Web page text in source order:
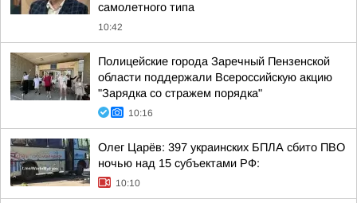
самолетного типа
10:42
Полицейские города Заречный Пензенской
области поддержали Всероссийскую акцию
"Зарядка со стражем порядка"
10:16
Олег Царёв: 397 украинских БПЛА сбито ПВО
ночью над 15 субъектами РФ:
10:10